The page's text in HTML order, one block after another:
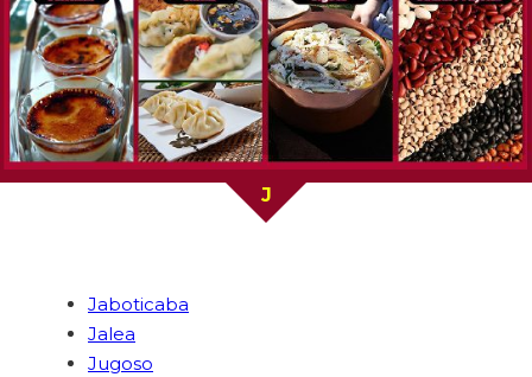
J
Jaboticaba
Jalea
Jugoso